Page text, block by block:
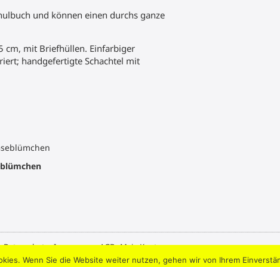
und können einen durchs ganze
cm, mit Briefhüllen. Einfarbiger
handgefertigte Schachtel mit
Datenschutz.Impressum.AGB.Mein Konto
Wenn Sie die Website weiter nutzen, gehen wir von Ihrem